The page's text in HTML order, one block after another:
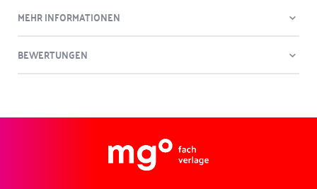
MEHR INFORMATIONEN
BEWERTUNGEN